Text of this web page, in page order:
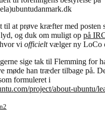
til at prøve kræfter med posten
og duk om muligt op på
vi officieltvælger ny LoCo
sige tak til Flemming for
møde han træder tilbage på.
formuleret i
project/about-ubuntu/